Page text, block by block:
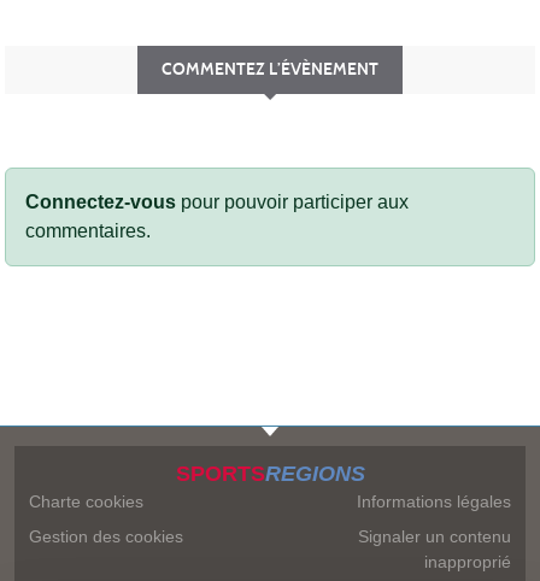
COMMENTEZ L’ÉVÈNEMENT
Connectez-vous pour pouvoir participer aux
commentaires.
SPORTSREGIONS
Charte cookies
Gestion des cookies
Informations légales
Signaler un contenu
inapproprié